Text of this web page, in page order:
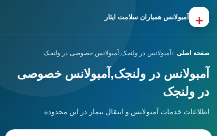
+ آمبولانس همیاران سلامت ایثار
صفحه اصلی آمبولانس در ولنجک,آمبولانس خصوصی در ولنجک
آمبولانس در ولنجک,آمبولانس خصوصی
در ولنجک
اطلاعات خدمات آمبولانس و انتقال بیمار در این محدوده